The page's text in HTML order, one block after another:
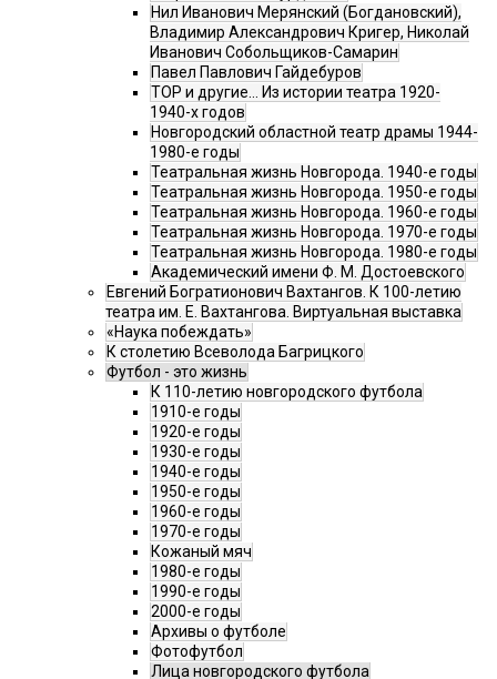
Нил Иванович Мерянский (Богдановский),
Владимир Александрович Кригер, Николай
Иванович Собольщиков-Самарин
Павел Павлович Гайдебуров
ТОР и другие… Из истории театра 1920-
1940-х годов
Новгородский областной театр драмы 1944-
1980-е годы
Театральная жизнь Новгорода. 1940-е годы
Театральная жизнь Новгорода. 1950-е годы
Театральная жизнь Новгорода. 1960-е годы
Театральная жизнь Новгорода. 1970-е годы
Театральная жизнь Новгорода. 1980-е годы
Академический имени Ф. М. Достоевского
Евгений Богратионович Вахтангов. К 100-летию
театра им. Е. Вахтангова. Виртуальная выставка
«Наука побеждать»
К столетию Всеволода Багрицкого
Футбол - это жизнь
К 110-летию новгородского футбола
1910-е годы
1920-е годы
1930-е годы
1940-е годы
1950-е годы
1960-е годы
1970-е годы
Кожаный мяч
1980-е годы
1990-е годы
2000-е годы
Архивы о футболе
Фотофутбол
Лица новгородского футбола